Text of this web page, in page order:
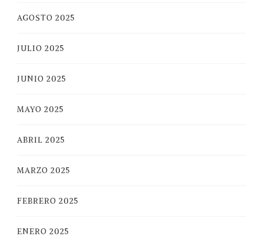
AGOSTO 2025
JULIO 2025
JUNIO 2025
MAYO 2025
ABRIL 2025
MARZO 2025
FEBRERO 2025
ENERO 2025